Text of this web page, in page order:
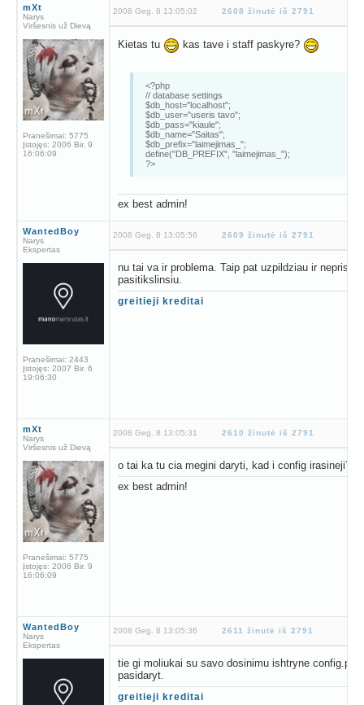
mXt
Narys
Viršesnis už Dievą
Pranešimai: 5775
Įstojęs: 2006 Bir. 9
16:06:09
2008 Geg. 8 13:05:02 2608 žinutė iš 2791
Kietas tu kas tave i staff paskyre?
<?php
// database settings
$db_host="localhost";
$db_user="useris tavo";
$db_pass="kiaule";
$db_name="Saitas";
$db_prefix="laimejimas_";
define("DB_PREFIX", "laimejimas_");
?>
ex best admin!
WantedBoy
Narys
Ekspertas
Pranešimai: 2443
Įstojęs: 2007 Bir. 6
19:06:30
2008 Geg. 8 13:05:56 2609 žinutė iš 2791
nu tai va ir problema. Taip pat uzpildziau ir
pasitikslinsiu.
greitieji kreditai
mXt
Narys
Viršesnis už Dievą
Pranešimai: 5775
Įstojęs: 2006 Bir. 9
16:06:09
2008 Geg. 8 13:05:31 2610 žinutė iš 2791
o tai ka tu cia megini daryti, kad i config irasineji?
ex best admin!
WantedBoy
Narys
Ekspertas
2008 Geg. 8 13:05:36 2611 žinutė iš 2791
tie gi moliukai su savo dosinimu ishtryne config.php
pasidaryt.
greitieji kreditai